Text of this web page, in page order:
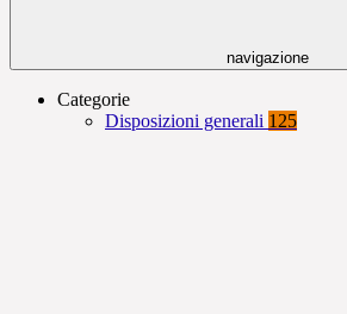
navigazione
Categorie
Disposizioni generali 125